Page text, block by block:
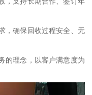
，确保回收过程安全、无
的理念，以客户满意度为